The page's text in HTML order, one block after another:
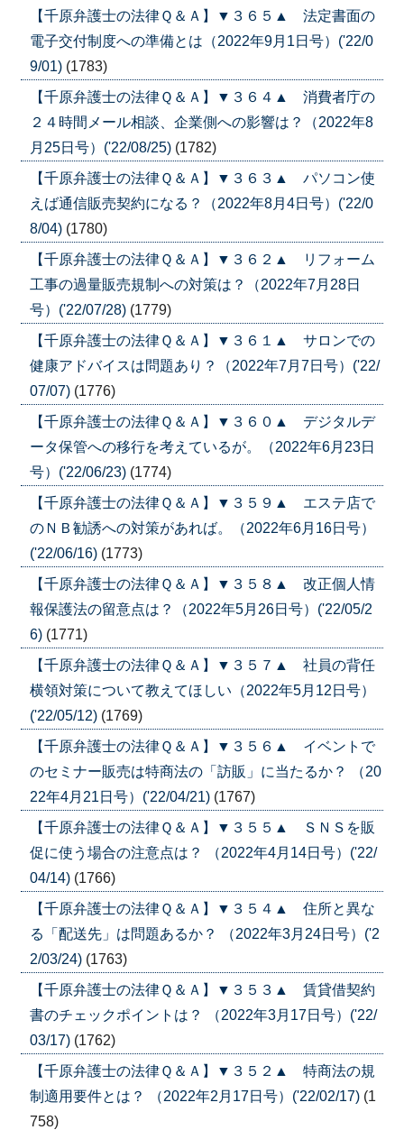
【千原弁護士の法律Ｑ＆Ａ】▼３６５▲ 法定書面の
電子交付制度への準備とは（2022年9月1日号）('22/0
9/01) (1783)
【千原弁護士の法律Ｑ＆Ａ】▼３６４▲ 消費者庁の
２４時間メール相談、企業側への影響は？（2022年8
月25日号）('22/08/25) (1782)
【千原弁護士の法律Ｑ＆Ａ】▼３６３▲ パソコン使
えば通信販売契約になる？（2022年8月4日号）('22/0
8/04) (1780)
【千原弁護士の法律Ｑ＆Ａ】▼３６２▲ リフォーム
工事の過量販売規制への対策は？（2022年7月28日
号）('22/07/28) (1779)
【千原弁護士の法律Ｑ＆Ａ】▼３６１▲ サロンでの
健康アドバイスは問題あり？（2022年7月7日号）('22/
07/07) (1776)
【千原弁護士の法律Ｑ＆Ａ】▼３６０▲ デジタルデ
ータ保管への移行を考えているが。（2022年6月23日
号）('22/06/23) (1774)
【千原弁護士の法律Ｑ＆Ａ】▼３５９▲ エステ店で
のＮＢ勧誘への対策があれば。（2022年6月16日号）
('22/06/16) (1773)
【千原弁護士の法律Ｑ＆Ａ】▼３５８▲ 改正個人情
報保護法の留意点は？（2022年5月26日号）('22/05/2
6) (1771)
【千原弁護士の法律Ｑ＆Ａ】▼３５７▲ 社員の背任
横領対策について教えてほしい（2022年5月12日号）
('22/05/12) (1769)
【千原弁護士の法律Ｑ＆Ａ】▼３５６▲ イベントで
のセミナー販売は特商法の「訪販」に当たるか？ （20
22年4月21日号）('22/04/21) (1767)
【千原弁護士の法律Ｑ＆Ａ】▼３５５▲ ＳＮＳを販
促に使う場合の注意点は？ （2022年4月14日号）('22/
04/14) (1766)
【千原弁護士の法律Ｑ＆Ａ】▼３５４▲ 住所と異な
る「配送先」は問題あるか？ （2022年3月24日号）('2
2/03/24) (1763)
【千原弁護士の法律Ｑ＆Ａ】▼３５３▲ 賃貸借契約
書のチェックポイントは？ （2022年3月17日号）('22/
03/17) (1762)
【千原弁護士の法律Ｑ＆Ａ】▼３５２▲ 特商法の規
制適用要件とは？ （2022年2月17日号）('22/02/17) (1
758)